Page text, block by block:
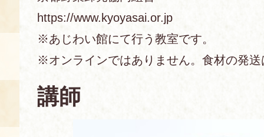
備品リスト
空き状況・ご予約
使用料・お支払い方法
団体向け見学・体験
食の語り部の部屋
https://www.kyoyasai.or.jp
※あじわい館にて行う教室です。
※オンラインではありません。食材の発
講師